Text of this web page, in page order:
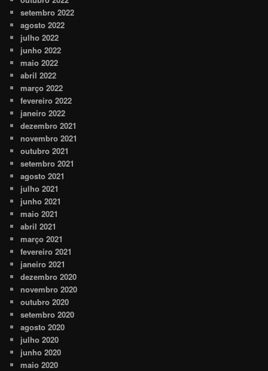
setembro 2022
agosto 2022
julho 2022
junho 2022
maio 2022
abril 2022
março 2022
fevereiro 2022
janeiro 2022
dezembro 2021
novembro 2021
outubro 2021
setembro 2021
agosto 2021
julho 2021
junho 2021
maio 2021
abril 2021
março 2021
fevereiro 2021
janeiro 2021
dezembro 2020
novembro 2020
outubro 2020
setembro 2020
agosto 2020
julho 2020
junho 2020
maio 2020